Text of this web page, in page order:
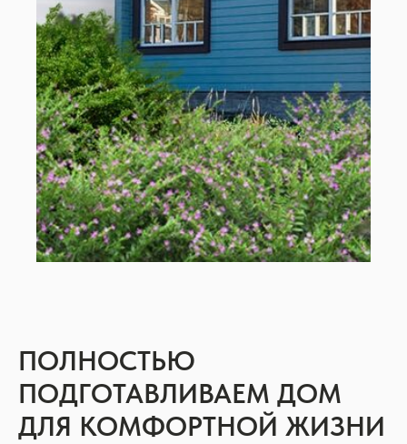
ПОЛНОСТЬЮ
ПОДГОТАВЛИВАЕМ ДОМ
ДЛЯ КОМФОРТНОЙ ЖИЗНИ